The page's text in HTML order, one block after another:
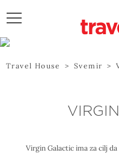
Travel House > Svemir >
Virgin Galactic ima za cilj